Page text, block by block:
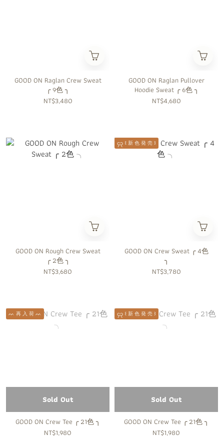
GOOD ON Raglan Crew Sweat
╭ 9色 ╮
NT$3,480
GOOD ON Raglan Pullover
Hoodie Sweat ╭ 6色 ╮
NT$4,680
GOOD ON Rough Crew Sweat
╭ 2色 ╮
NT$3,680
၄၃ ꒰ 新 色 発 売 ꒱
GOOD ON Crew Sweat ╭ 4色
╮
NT$3,780
ᨓ 再 入 荷 ᨓ
Sold Out
GOOD ON Crew Tee ╭ 21色 ╮
NT$1,980
၄၃ ꒰ 新 色 発 売 ꒱
Sold Out
GOOD ON Crew Tee ╭ 21色 ╮
NT$1,980